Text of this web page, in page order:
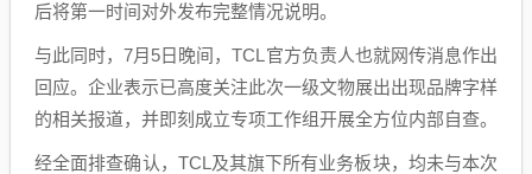
后将第一时间对外发布完整情况说明。
与此同时，7月5日晚间，TCL官方负责人也就网传消息作出
回应。企业表示已高度关注此次一级文物展出出现品牌字样
的相关报道，并即刻成立专项工作组开展全方位内部自查。
经全面排查确认，TCL及其旗下所有业务板块，均未与本次